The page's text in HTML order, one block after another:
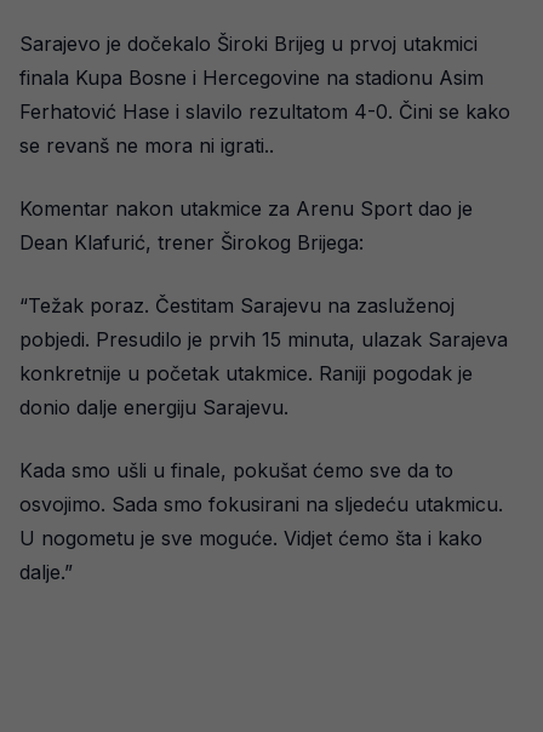
Sarajevo je dočekalo Široki Brijeg u prvoj utakmici
finala Kupa Bosne i Hercegovine na stadionu Asim
Ferhatović Hase i slavilo rezultatom 4-0. Čini se kako
se revanš ne mora ni igrati..
Komentar nakon utakmice za Arenu Sport dao je
Dean Klafurić, trener Širokog Brijega:
“Težak poraz. Čestitam Sarajevu na zasluženoj
pobjedi. Presudilo je prvih 15 minuta, ulazak Sarajeva
konkretnije u početak utakmice. Raniji pogodak je
donio dalje energiju Sarajevu.
Kada smo ušli u finale, pokušat ćemo sve da to
osvojimo. Sada smo fokusirani na sljedeću utakmicu.
U nogometu je sve moguće. Vidjet ćemo šta i kako
dalje.”